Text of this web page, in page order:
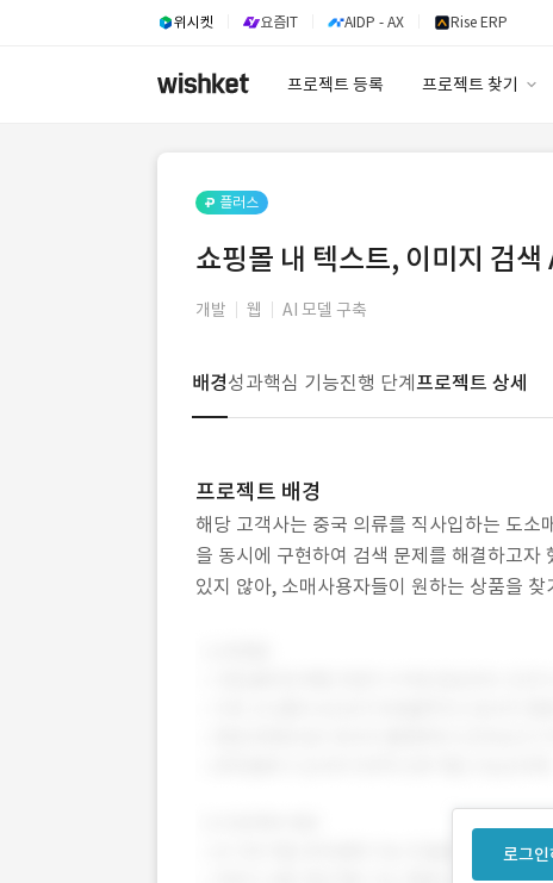
위시켓 요즘IT AIDP - AX Rise ERP
프로젝트 등록 프로젝트 찾기
플러스
쇼핑몰 내 텍스트, 이미지 검색
개발 웹 AI 모델 구축
배경성과핵심 기능진행 단계 프로젝트 상세
프로젝트 배경
해당 고객사는 중국 의류를 직사입하는 도
을 동시에 구현하여 검색 문제를 해결하고자
있지 않아, 소매사용자들이 원하는 상품을
로그